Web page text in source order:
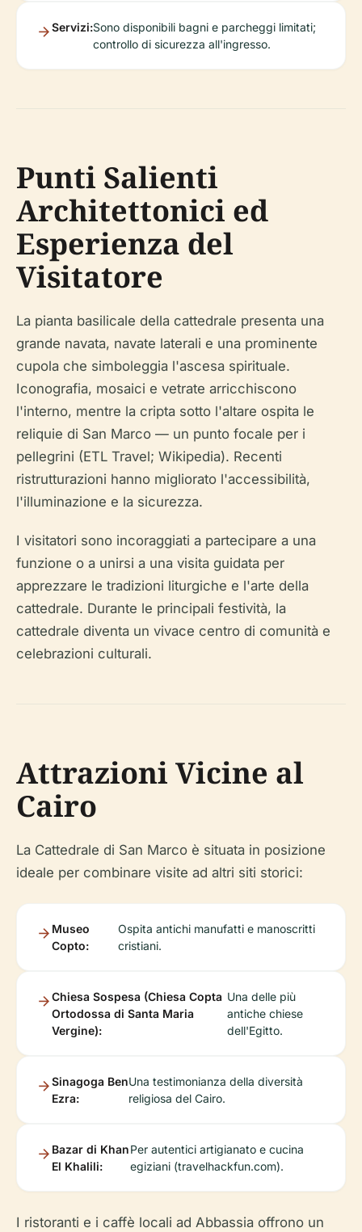
Servizi:Sono disponibili bagni e parcheggi limitati;
controllo di sicurezza all'ingresso.
Punti Salienti
Architettonici ed
Esperienza del
Visitatore
La pianta basilicale della cattedrale presenta una
grande navata, navate laterali e una prominente
cupola che simboleggia l'ascesa spirituale.
Iconografia, mosaici e vetrate arricchiscono
l'interno, mentre la cripta sotto l'altare ospita le
reliquie di San Marco — un punto focale per i
pellegrini (ETL Travel; Wikipedia). Recenti
ristrutturazioni hanno migliorato l'accessibilità,
l'illuminazione e la sicurezza.
I visitatori sono incoraggiati a partecipare a una
funzione o a unirsi a una visita guidata per
apprezzare le tradizioni liturgiche e l'arte della
cattedrale. Durante le principali festività, la
cattedrale diventa un vivace centro di comunità e
celebrazioni culturali.
Attrazioni Vicine al
Cairo
La Cattedrale di San Marco è situata in posizione
ideale per combinare visite ad altri siti storici:
Museo
Copto:
Ospita antichi manufatti e manoscritti
cristiani.
Chiesa Sospesa (Chiesa Copta
Ortodossa di Santa Maria
Vergine):
Una delle più
antiche chiese
dell'Egitto.
Sinagoga Ben
Ezra:
Una testimonianza della diversità
religiosa del Cairo.
Bazar di Khan
El Khalili:
Per autentici artigianato e cucina
egiziani (travelhackfun.com).
I ristoranti e i caffè locali ad Abbassia offrono un